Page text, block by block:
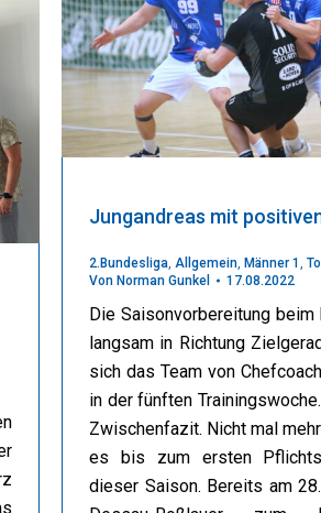
Jungandreas mit
2.Bundesliga, Allgemein, Männer 1 ,
Von Norman Gunkel 17.08.2022
Die Saisonvorbereitung
langsam in Richtung
sich das Team von
in der fünften
Zwischenfazit. Nicht mal
es bis zum ersten
dieser Saison. Bereits am